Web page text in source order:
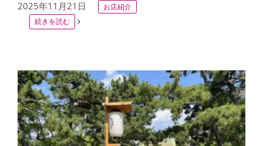
2025年11月21日
お店紹介
続きを読む